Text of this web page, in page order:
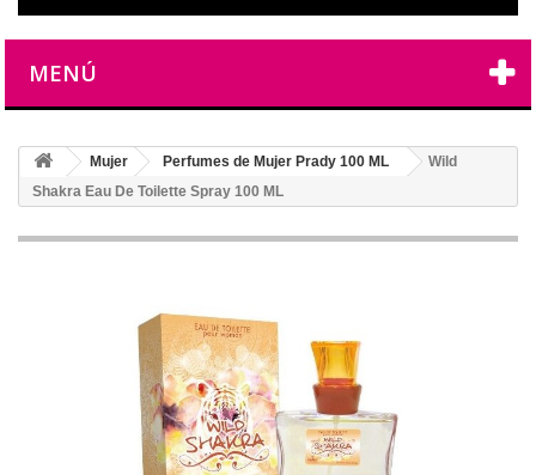
MENÚ
Mujer Perfumes de Mujer Prady 100 ML
Wild
Shakra Eau De Toilette Spray 100 ML